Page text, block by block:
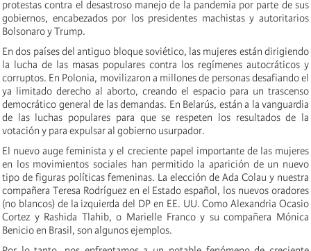
protestas contra el desastroso manejo de la pandemia por parte de sus
gobiernos, encabezados por los presidentes machistas y autoritarios
Bolsonaro y Trump.
En dos países del antiguo bloque soviético, las mujeres están dirigiendo
la lucha de las masas populares contra los regímenes autocráticos y
corruptos. En Polonia, movilizaron a millones de personas desafiando el
ya limitado derecho al aborto, creando el espacio para un trascenso
democrático general de las demandas. En Belarús, están a la vanguardia
de las luchas populares para que se respeten los resultados de la
votación y para expulsar al gobierno usurpador.
El nuevo auge feminista y el creciente papel importante de las mujeres
en los movimientos sociales han permitido la aparición de un nuevo
tipo de figuras políticas femeninas. La elección de Ada Colau y nuestra
compañera Teresa Rodríguez en el Estado español, los nuevos oradores
(no blancos) de la izquierda del DP en EE. UU. Como Alexandria Ocasio
Cortez y Rashida Tlahib, o Marielle Franco y su compañera Mónica
Benicio en Brasil, son algunos ejemplos.